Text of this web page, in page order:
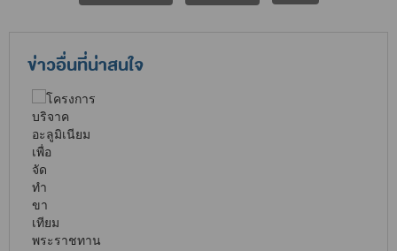
ข่าวอื่นที่น่าสนใจ